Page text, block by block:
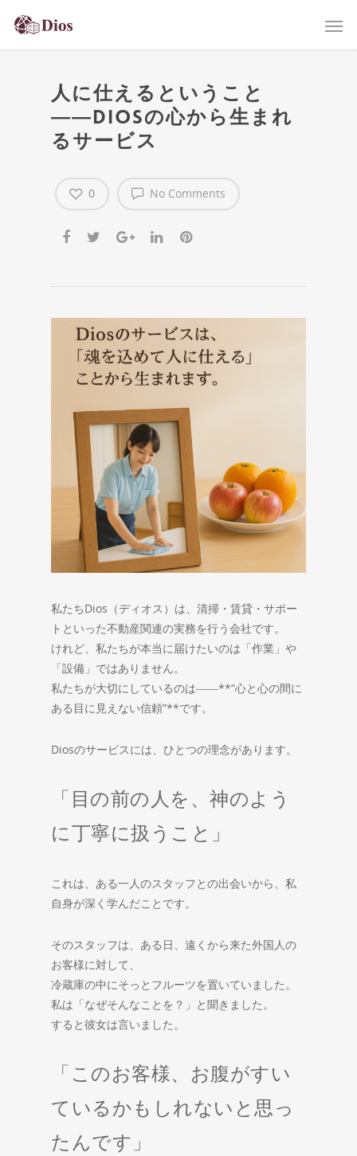
人に仕えるということ
――Diosの心から生まれ
るサービス
No Comments
0
私たちDios（ディオス）は、清掃・賃貸・サポー
トといった不動産関連の実務を行う会社です。
けれど、私たちが本当に届けたいのは「作業」や
「設備」ではありません。
私たちが大切にしているのは――**“心と心の間に
ある目に見えない信頼”**です。
Diosのサービスには、ひとつの理念があります。
「目の前の人を、神のよう
に丁寧に扱うこと」
これは、ある一人のスタッフとの出会いから、私
自身が深く学んだことです。
そのスタッフは、ある日、遠くから来た外国人の
お客様に対して、
冷蔵庫の中にそっとフルーツを置いていました。
私は「なぜそんなことを？」と聞きました。
すると彼女は言いました。
「このお客様、お腹がすい
ているかもしれないと思っ
たんです」